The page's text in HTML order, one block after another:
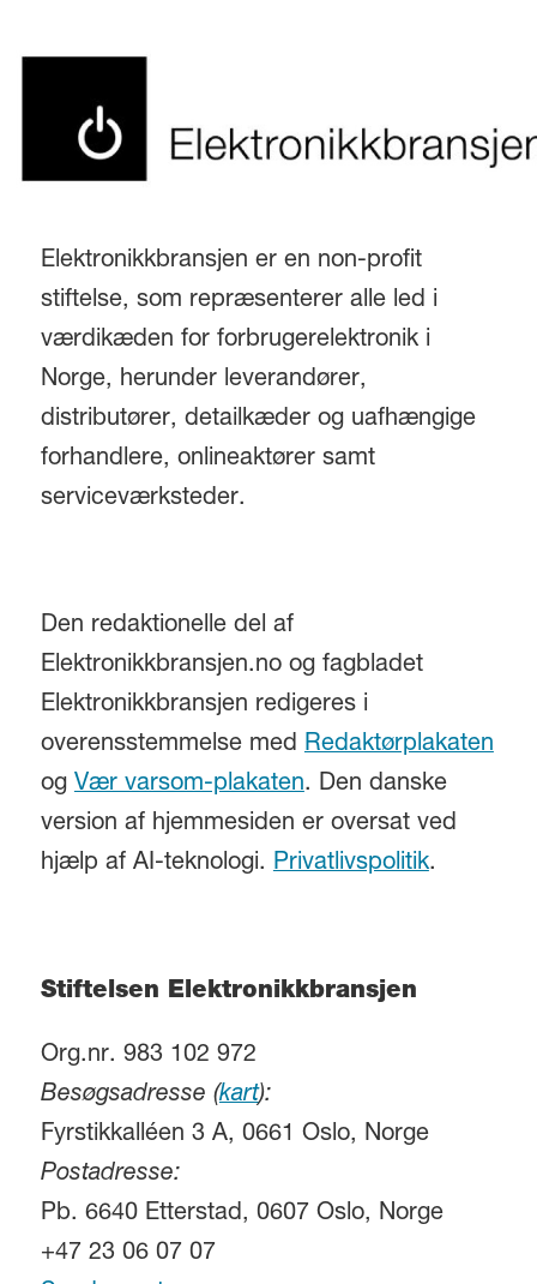
Elektronikkbransjen er en non-profit
stiftelse, som repræsenterer alle led i
værdikæden for forbrugerelektronik i
Norge, herunder leverandører,
distributører, detailkæder og uafhængige
forhandlere, onlineaktører samt
serviceværksteder.
Den redaktionelle del af
Elektronikkbransjen.no og fagbladet
Elektronikkbransjen redigeres i
overensstemmelse med Redaktørplakaten
og Vær varsom-plakaten. Den danske
version af hjemmesiden er oversat ved
hjælp af AI-teknologi. Privatlivspolitik.
Stiftelsen Elektronikkbransjen
Org.nr. 983 102 972
Besøgsadresse (kart):
Fyrstikkalléen 3 A, 0661 Oslo, Norge
Postadresse:
Pb. 6640 Etterstad, 0607 Oslo, Norge
+47 23 06 07 07